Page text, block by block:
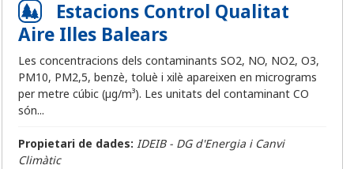
Estacions Control Qualitat
Aire Illes Balears
Les concentracions dels contaminants SO2, NO, NO2, O3,
PM10, PM2,5, benzè, toluè i xilè apareixen en micrograms
per metre cúbic (µg/m³). Les unitats del contaminant CO
són...
Propietari de dades: IDEIB - DG d'Energia i Canvi
Climàtic